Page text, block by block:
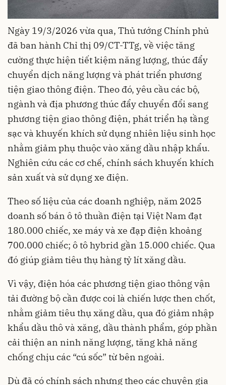
Ngày 19/3/2026 vừa qua, Thủ tướng Chính phủ
đã ban hành Chỉ thị 09/CT-TTg, về việc tăng
cường thực hiện tiết kiệm năng lượng, thúc đẩy
chuyển dịch năng lượng và phát triển phương
tiện giao thông điện. Theo đó, yêu cầu các bộ,
ngành và địa phương thúc đẩy chuyển đổi sang
phương tiện giao thông điện, phát triển hạ tầng
sạc và khuyến khích sử dụng nhiên liệu sinh học
nhằm giảm phụ thuộc vào xăng dầu nhập khẩu.
Nghiên cứu các cơ chế, chính sách khuyến khích
sản xuất và sử dụng xe điện.
Theo số liệu của các doanh nghiệp, năm 2025
doanh số bán ô tô thuần điện tại Việt Nam đạt
180.000 chiếc, xe máy và xe đạp điện khoảng
700.000 chiếc; ô tô hybrid gần 15.000 chiếc. Qua
đó giúp giảm tiêu thụ hàng tỷ lít xăng dầu.
Vì vậy, điện hóa các phương tiện giao thông vận
tải đường bộ cần được coi là chiến lược then chốt,
nhằm giảm tiêu thụ xăng dầu, qua đó giảm nhập
khẩu dầu thô và xăng, dầu thành phẩm, góp phần
cải thiện an ninh năng lượng, tăng khả năng
chống chịu các “cú sốc” từ bên ngoài.
Dù đã có chính sách nhưng theo các chuyên gia